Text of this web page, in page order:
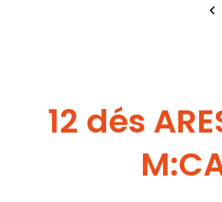
12 dés